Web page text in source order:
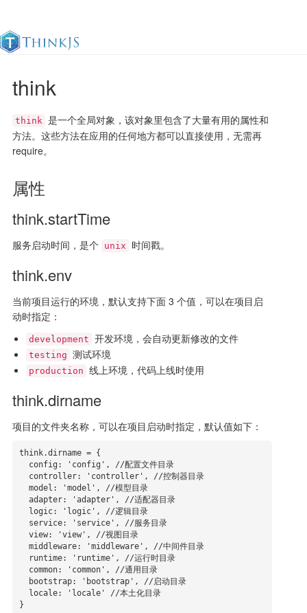
官方文档
think
think 是一个全局对象，该对象里包含了大量有用的属性和
方法。这些方法在应用的任何地方都可以直接使用，无需再
require。
属性
think.startTime
服务启动时间，是个 unix 时间戳。
think.env
当前项目运行的环境，默认支持下面 3 个值，可以在项目启
动时指定：
development 开发环境，会自动更新修改的文件
testing 测试环境
production 线上环境，代码上线时使用
think.dirname
项目的文件夹名称，可以在项目启动时指定，默认值如下：
think.dirname = {
}